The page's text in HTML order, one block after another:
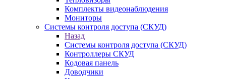
Комплекты видеонаблюдения
Мониторы
Системы контроля доступа (СКУД)
Назад
Системы контроля доступа (СКУД)
Контроллеры СКУД
Кодовая панель
Доводчики